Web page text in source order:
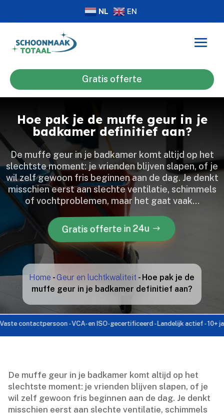
NL EN
Gratis offerte
Hoe pak je de muffe geur in je
badkamer definitief aan?
De muffe geur in je badkamer komt altijd op het
slechtste moment: je vrienden blijven slapen, of je
wil zelf gewoon fris beginnen aan de dag.​ Je denkt
misschien eerst aan slechte ventilatie, schimmels
of vochtproblemen, maar het gaat vaak…
Gratis offerte in 24u
Home -Geur en luchtkwaliteit - Hoe pak je de
muffe geur in je badkamer definitief aan?
- VCA- en ISO-gecertificeerd - Landelijk actief - 10+ jaar
De muffe geur in je badkamer komt altijd op het
slechtste moment: je vrienden blijven slapen, of je
wil zelf gewoon fris beginnen aan de dag.​ Je denkt
misschien eerst aan slechte ventilatie, schimmels